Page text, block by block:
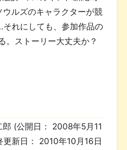
ルズのキャラクターが競
れにしても、参加作品の
。ストーリー大丈夫か？
郎 (公開日： 2008年5月11
更新日： 2010年10月16日